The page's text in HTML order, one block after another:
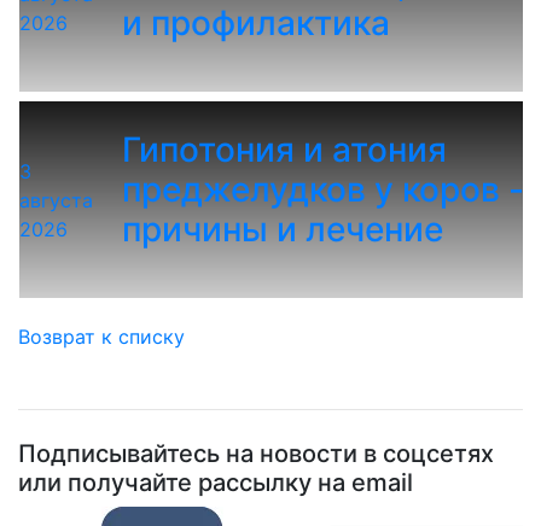
2026
и профилактика
3
августа
2026
Гипотония и атония
преджелудков у коров -
причины и лечение
Возврат к списку
Подписывайтесь на новости в соцсетях
или получайте рассылку на email